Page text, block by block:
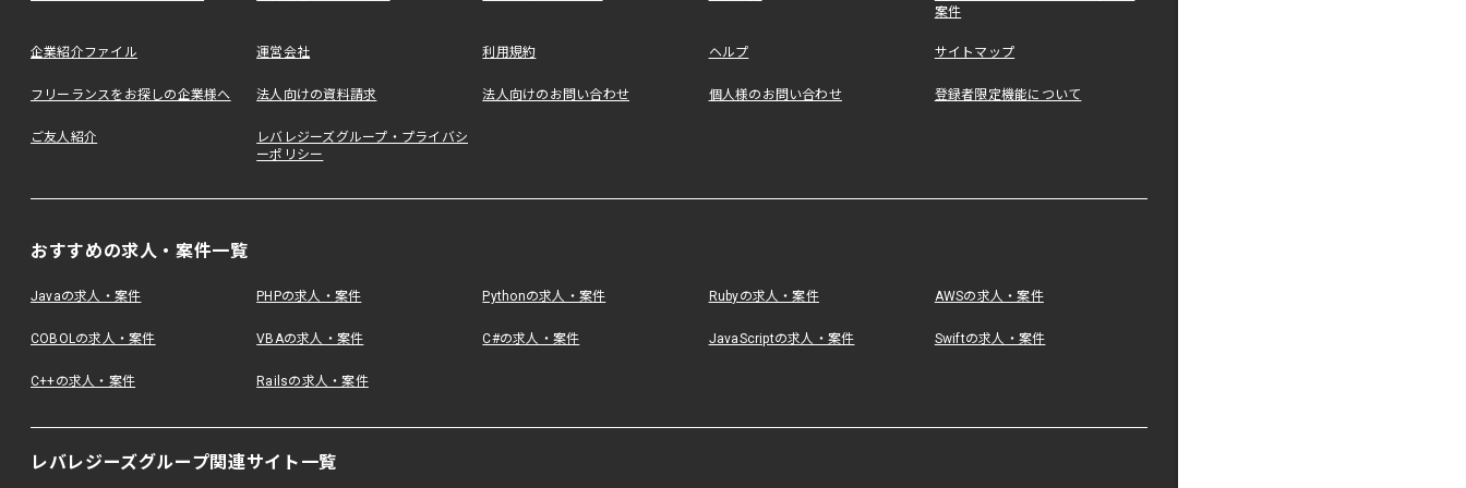
案件
企業紹介ファイル 運営会社 利用規約 ヘルプ サイトマップ
フリーランスをお探しの企業様へ 法人向けの資料請求 法人向けのお問い合わせ 個人様のお問い合わせ 登録者限定機能について
ご友人紹介
レバレジーズグループ・プライバシ
ーポリシー
おすすめの求人・案件一覧
Javaの求人・案件 PHPの求人・案件 Pythonの求人・案件 Rubyの求人・案件 AWSの求人・案件
COBOLの求人・案件 VBAの求人・案件 C#の求人・案件 JavaScriptの求人・案件 Swiftの求人・案件
C++の求人・案件 Railsの求人・案件
レバレジーズグループ関連サイト一覧